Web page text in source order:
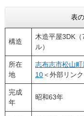
表
構造
木造平屋3DK（
ル）
所在
地
志布志市松山
10＜外部リンク
完成
年
昭和63年